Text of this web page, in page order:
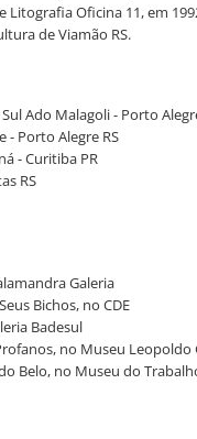
Oficina 11, em
de Viamão RS.
Ado Malagoli - Porto
- Porto Alegre RS
- Curitiba PR
RS
Galeria
Bichos, no CDE
Badesul
no Museu Leopoldo
Belo, no Museu do